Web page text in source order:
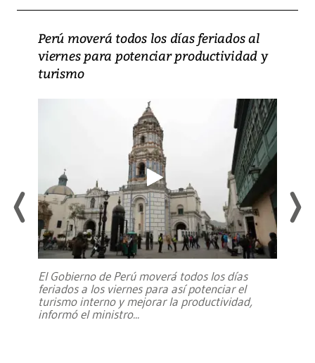
Perú moverá todos los días feriados al
viernes para potenciar productividad y
turismo
El Gobierno de Perú moverá todos los días
feriados a los viernes para así potenciar el
turismo interno y mejorar la productividad,
informó el ministro...